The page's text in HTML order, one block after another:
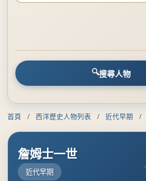
搜尋人物
首頁 / 西洋歷史人物列表 / 近代早期 /
詹姆士一世
近代早期